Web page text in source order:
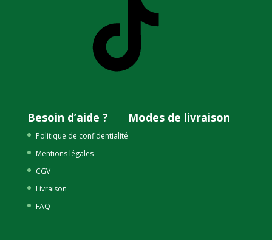
Besoin d’aide ?
Politique de confidentialité
Mentions légales
CGV
Livraison
FAQ
Modes de livraison